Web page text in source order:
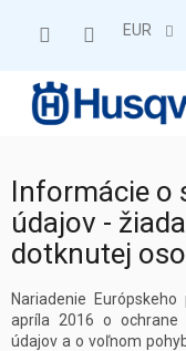
EUR
Informácie o
údajov -
dotknutej
Nariadenie
apríla 2016 o ochrane
údajov a o voľnom